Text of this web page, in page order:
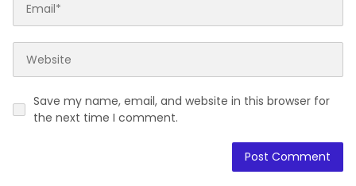
Save my name, email, and website in this browser for
the next time I comment.